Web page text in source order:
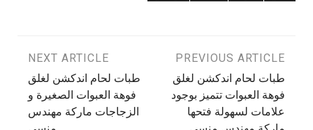
تصفّح
المقالات
PREVIOUS ARTICLE
طبات لحام اندكشن لغلق
فوهة العبوات تتميز بوجود
علامات لسهولة فتحها
NEXT ARTICLE
طبات لحام اندكشن لغلق
فوهة العبوات الصغيرة و
الزجاجات ماركة مهندس